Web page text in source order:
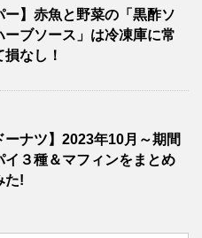
ー】赤魚と野菜の「黒酢ソ
ーブソース」は冷凍庫に常
なし！
ーナツ】2023年10月～期間
イ３種＆マフィンをまとめ
た!